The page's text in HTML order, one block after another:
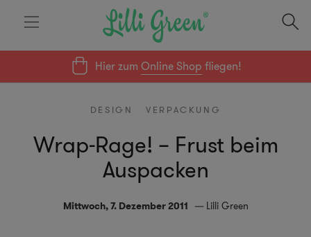
Hier zumOnline Shop fliegen!
DESIGN VERPACKUNG
Wrap-Rage! – Frust beim
Auspacken
Mittwoch, 7. Dezember 2011 Lilli Green